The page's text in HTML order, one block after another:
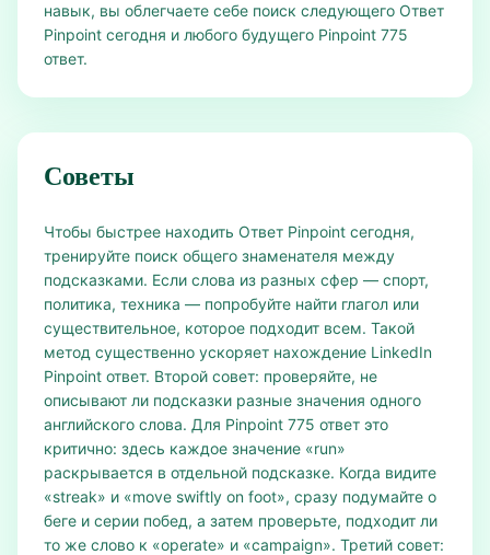
навык, вы облегчаете себе поиск следующего Ответ
Pinpoint сегодня и любого будущего Pinpoint 775
ответ.
Советы
Чтобы быстрее находить Ответ Pinpoint сегодня,
тренируйте поиск общего знаменателя между
подсказками. Если слова из разных сфер — спорт,
политика, техника — попробуйте найти глагол или
существительное, которое подходит всем. Такой
метод существенно ускоряет нахождение LinkedIn
Pinpoint ответ. Второй совет: проверяйте, не
описывают ли подсказки разные значения одного
английского слова. Для Pinpoint 775 ответ это
критично: здесь каждое значение «run»
раскрывается в отдельной подсказке. Когда видите
«streak» и «move swiftly on foot», сразу подумайте о
беге и серии побед, а затем проверьте, подходит ли
то же слово к «operate» и «campaign». Третий совет: